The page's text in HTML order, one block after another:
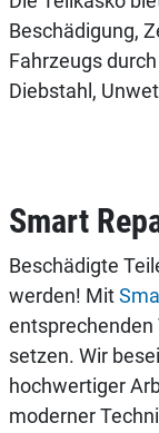
Beschädigung,
Fahrzeugs
Diebstahl,
Smart
Beschädigte
werden! Mit
entsprechenden
setzen. Wir
hochwertiger
moderner